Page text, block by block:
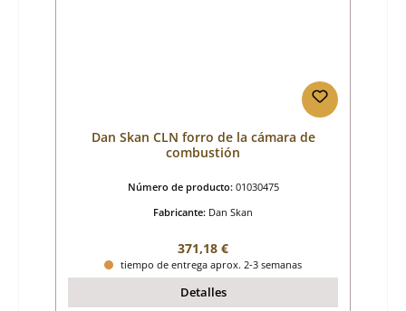
Dan Skan CLN forro de la cámara de
combustión
Número de producto: 01030475
Fabricante: Dan Skan
Precio normal:
371,18 €
tiempo de entrega aprox. 2-3 semanas
Detalles